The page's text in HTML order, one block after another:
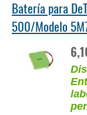
Batería para
500/Modelo